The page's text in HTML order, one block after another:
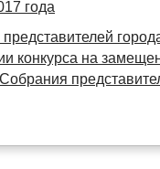
года
конкурса на